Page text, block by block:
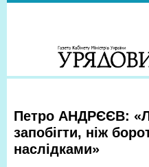
Петро АНДРЄЄВ:
запобігти, ніж
наслідками»